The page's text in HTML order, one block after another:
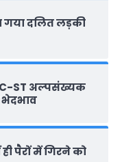
दलित लड़की
ST अल्पसंख्यक
भेदभाव
पैरों में गिरने को